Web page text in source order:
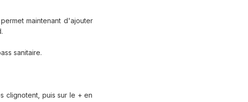
maintenant d'ajouter
sanitaire.
clignotent, puis sur le + en